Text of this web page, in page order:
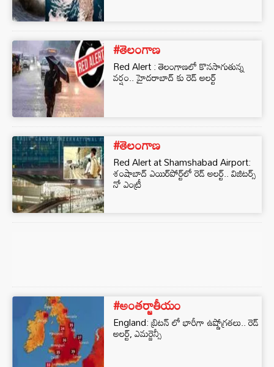
#తెలంగాణ
Red Alert : తెలంగాణలో కొనసాగుతున్న
వర్షం.. హైదరాబాద్ కు రెడ్ అలర్ట్
#తెలంగాణ
Red Alert at Shamshabad Airport:
శంషాబాద్‌ ఎయిర్‌పోర్ట్‌లో రెడ్‌ అలర్ట్.. విజిటర్స్‌
నో ఎంట్రీ
#అంతర్జాతీయం
England: బ్రిటన్ లో భారీగా ఉష్ణోగ్రతలు.. రెడ్
అలర్ట్, ఎమర్జెన్సీ